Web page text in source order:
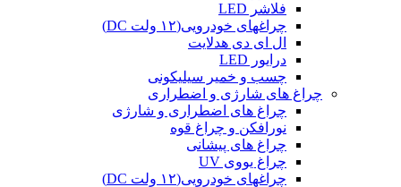
فلاشر LED
چراغهای خودرویی(۱۲ ولت DC)
ال ای دی هدلایت
درایور LED
چسب و خمیر سیلیکونی
چراغ های شارژی و اضطراری
چراغ های اضطراری و شارژی
نورافکن و چراغ قوه
چراغ های پیشانی
چراغ یووی UV
چراغهای خودرویی(۱۲ ولت DC)